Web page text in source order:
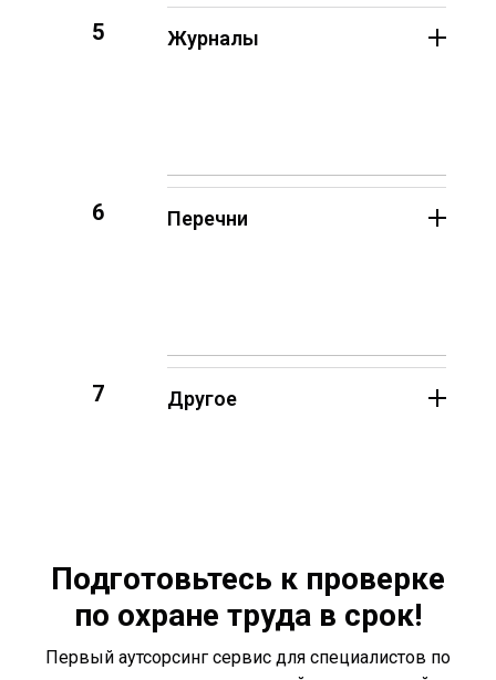
5 Журналы
6 Перечни
7 Другое
Подготовьтесь к проверке
по охране труда в срок!
Первый аутсорсинг сервис для специалистов по